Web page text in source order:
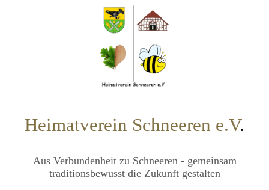
Heimatverein Schneeren e.V.
Aus Verbundenheit zu Schneeren - gemeinsam
traditionsbewusst die Zukunft gestalten